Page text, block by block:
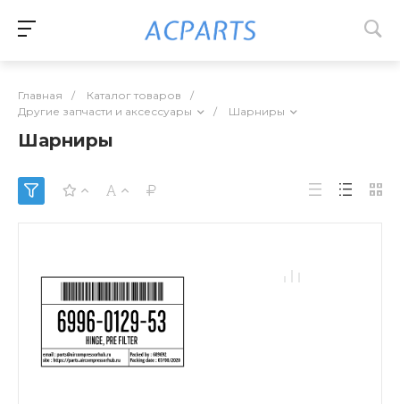
Главная / Каталог товаров
/
Другие запчасти и аксессуары
/ Шарниры
Шарниры